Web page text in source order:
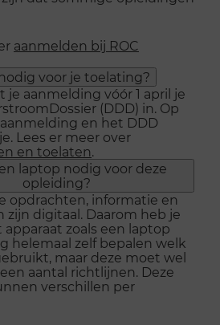
aanmelden bij ROC
voor je toelating?
je aanmelding vóór 1 april je
(DDD) in. Op
en het DDD
Lees er meer over
en toelaten.
laptop nodig voor deze
opleiding?
opdrachten, informatie en
zijn digitaal. Daarom heb je
zoals een laptop
helemaal zelf bepalen welk
maar deze moet wel
aantal richtlijnen. Deze
verschillen per